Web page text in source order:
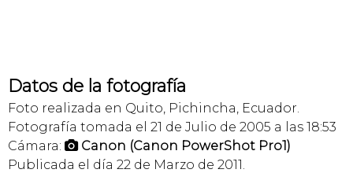
Datos de la fotografía
Foto realizada en Quito, Pichincha, Ecuador.
Fotografía tomada el 21 de Julio de 2005 a las 18:53
Cámara:  Canon (Canon PowerShot Pro1)
Publicada el día 22 de Marzo de 2011.